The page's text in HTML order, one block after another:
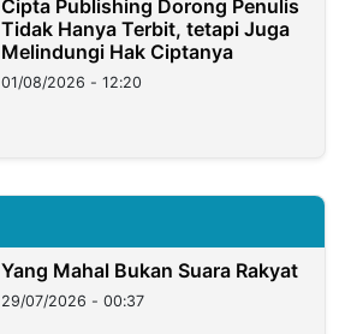
Cipta Publishing Dorong Penulis
Tidak Hanya Terbit, tetapi Juga
Melindungi Hak Ciptanya
01/08/2026 - 12:20
Yang Mahal Bukan Suara Rakyat
29/07/2026 - 00:37